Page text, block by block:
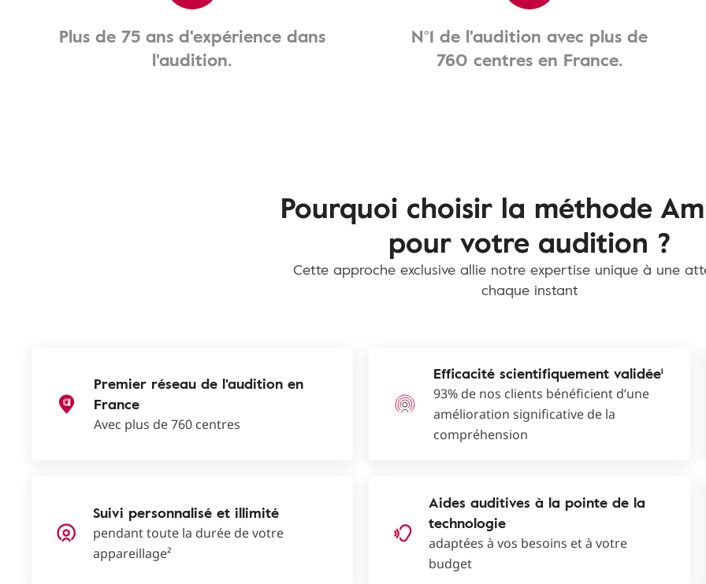
Plus de 75 ans d'expérience dans
l'audition.
N°1 de l'audition avec plus de
760 centres en France.
Pourquoi choisir la méthode
pour votre audition ?
Cette approche exclusive allie notre expertise unique à une
chaque instant
Premier réseau de l'audition en
France
Avec plus de 760 centres
Efficacité scientifiquement validée¹
93% de nos clients bénéficient d’une
amélioration significative de la
compréhension
Suivi personnalisé et illimité
pendant toute la durée de votre
appareillage²
Aides auditives à la pointe de la
technologie
adaptées à vos besoins et à votre
budget